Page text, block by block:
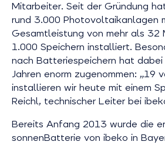
Mitarbeiter. Seit der Gründung
rund 3.000 Photovoltaikanlagen
Gesamtleistung von mehr als 32
1.000 Speichern installiert.
nach Batteriespeichern hat
Jahren enorm zugenommen: „19
installieren wir heute mit einem
Reichl, technischer Leiter bei
Bereits Anfang 2013 wurde die
sonnenBatterie von ibeko in